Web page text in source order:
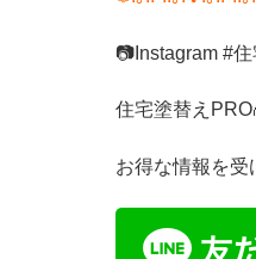
📷 Instagram #住
住宅塗替え PRO
お得な情報を受